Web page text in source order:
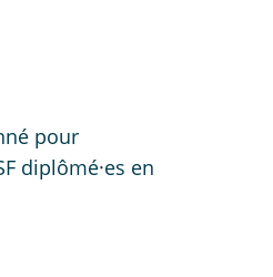
pour
diplômé·es en